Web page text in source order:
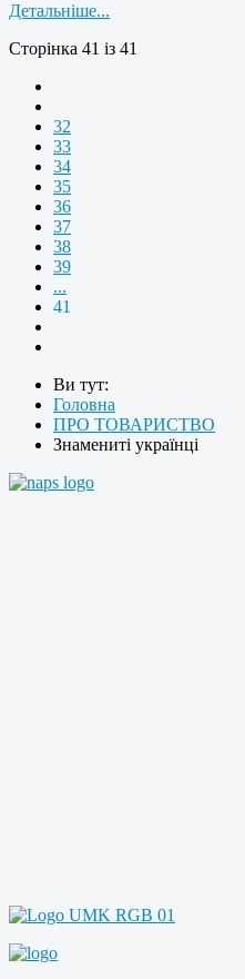
Детальніше...
Сторінка 41 із 41
32
33
34
35
36
37
38
39
...
41
Ви тут:
Головна
ПРО ТОВАРИСТВО
Знамениті українці